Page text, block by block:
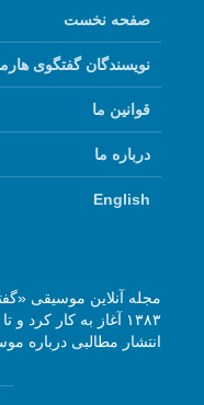
صفحه نخست
نویسندگان گفتگوی
قوانین ما
درباره ما
English
۱۳۸۳ آغاز به کار
انتشار مطالبی درباره